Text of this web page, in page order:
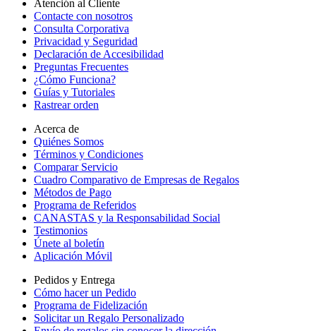
Atención al Cliente
Contacte con nosotros
Consulta Corporativa
Privacidad y Seguridad
Declaración de Accesibilidad
Preguntas Frecuentes
¿Cómo Funciona?
Guías y Tutoriales
Rastrear orden
Acerca de
Quiénes Somos
Términos y Condiciones
Comparar Servicio
Cuadro Comparativo de Empresas de Regalos
Métodos de Pago
Programa de Referidos
CANASTAS y la Responsabilidad Social
Testimonios
Únete al boletín
Aplicación Móvil
Pedidos y Entrega
Cómo hacer un Pedido
Programa de Fidelización
Solicitar un Regalo Personalizado